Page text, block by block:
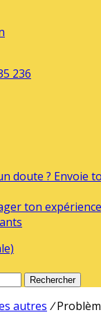
doute ? Envoie
ton
Rechercher
autres /